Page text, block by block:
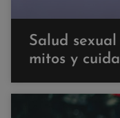
Salud
mitos y